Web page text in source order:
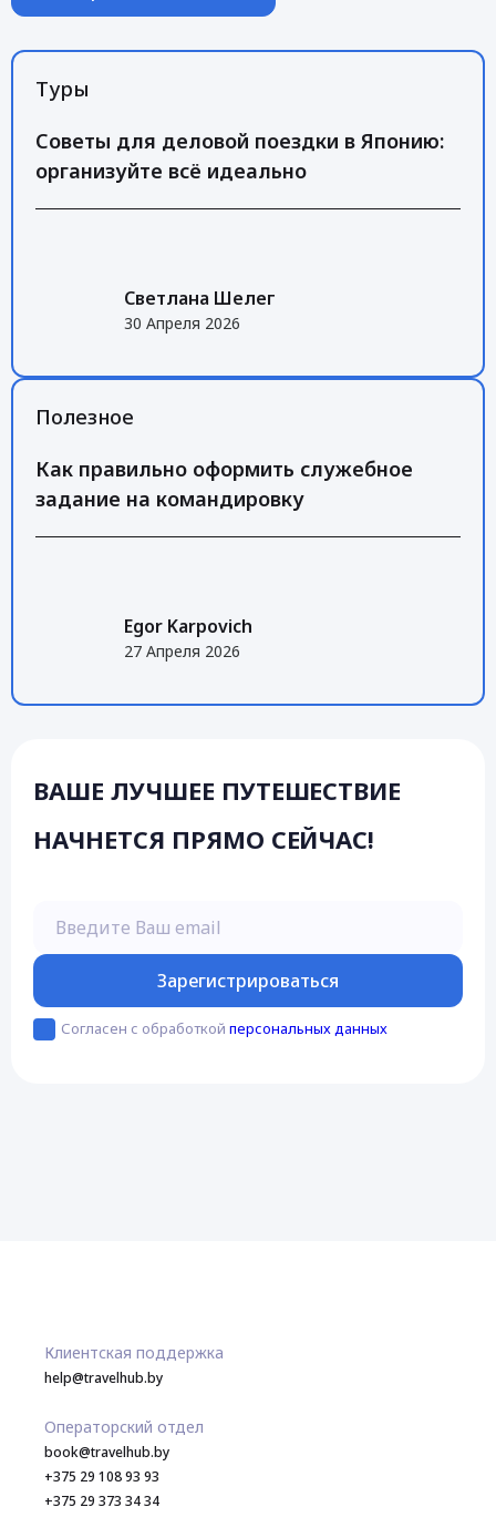
Туры
Советы для деловой поездки в Японию:
организуйте всё идеально
Светлана Шелег
30 Апреля 2026
Полезное
Как правильно оформить служебное
задание на командировку
Egor Karpovich
27 Апреля 2026
ВАШЕ ЛУЧШЕЕ ПУТЕШЕСТВИЕ
НАЧНЕТСЯ ПРЯМО СЕЙЧАС!
Зарегистрироваться
Согласен с обработкой персональных данных
Клиентская поддержка
help@travelhub.by
Операторский отдел
book@travelhub.by
+375 29 108 93 93
+375 29 373 34 34